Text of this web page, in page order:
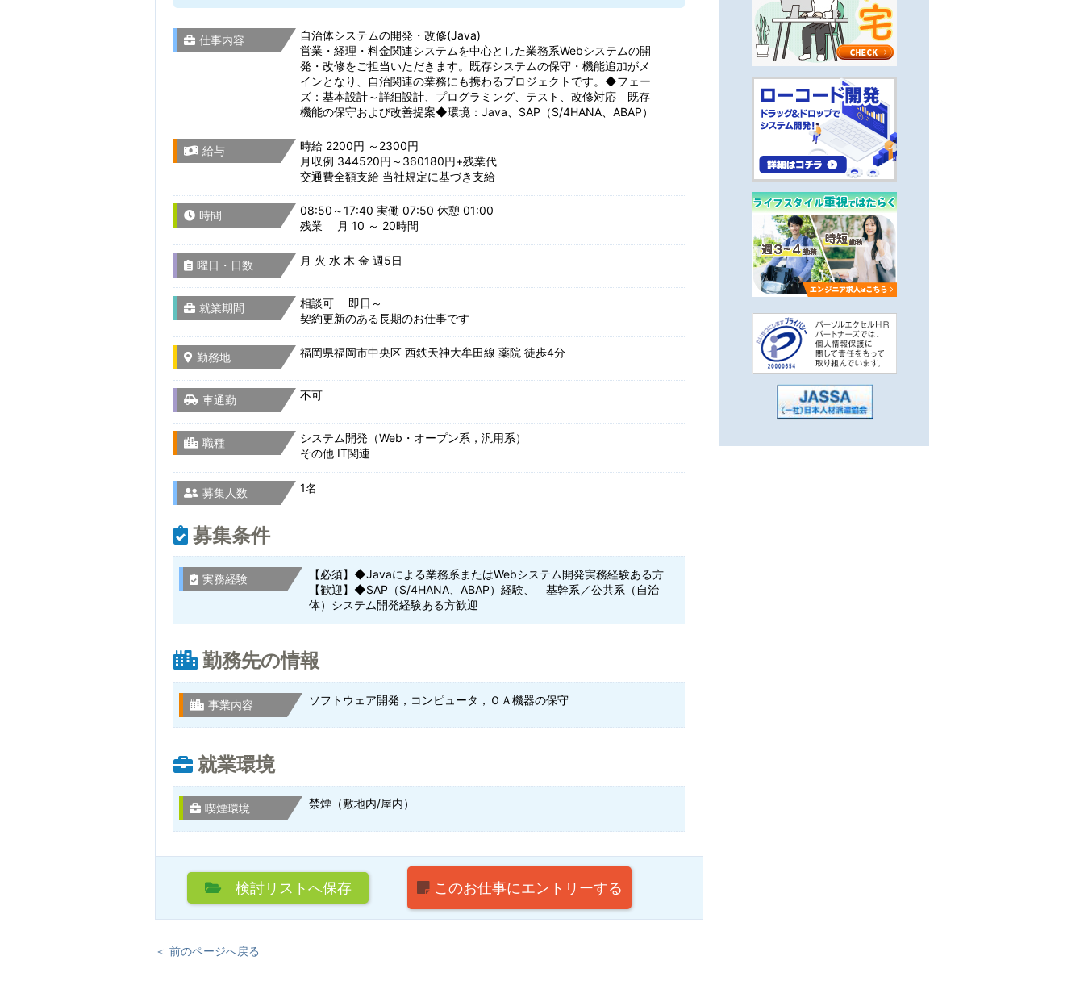
仕事内容
自治体システムの開発・改修(Java)
営業・経理・料金関連システムを中心とした業務系Webシステムの開
発・改修をご担当いただきます。既存システムの保守・機能追加がメ
インとなり、自治関連の業務にも携わるプロジェクトです。◆フェー
ズ：基本設計～詳細設計、プログラミング、テスト、改修対応 既存
機能の保守および改善提案◆環境：Java、SAP（S/4HANA、ABAP）
給与
時給 2200円 ～2300円
月収例 344520円～360180円+残業代
交通費全額支給 当社規定に基づき支給
時間
08:50～17:40 実働 07:50 休憩 01:00
残業 月 10 ～ 20時間
曜日・日数 月 火 水 木 金 週5日
就業期間
相談可 即日～
契約更新のある長期のお仕事です
勤務地 福岡県福岡市中央区 西鉄天神大牟田線 薬院 徒歩4分
車通勤 不可
職種
システム開発（Web・オープン系，汎用系）
その他 IT関連
募集人数 1名
募集条件
実務経験
【必須】◆Javaによる業務系またはWebシステム開発実務経験ある方
【歓迎】◆SAP（S/4HANA、ABAP）経験、 基幹系／公共系（自治
体）システム開発経験ある方歓迎
勤務先の情報
事業内容 ソフトウェア開発，コンピュータ，ＯＡ機器の保守
就業環境
喫煙環境 禁煙（敷地内/屋内）
検討リストへ保存 このお仕事にエントリーする
＜ 前のページへ戻る